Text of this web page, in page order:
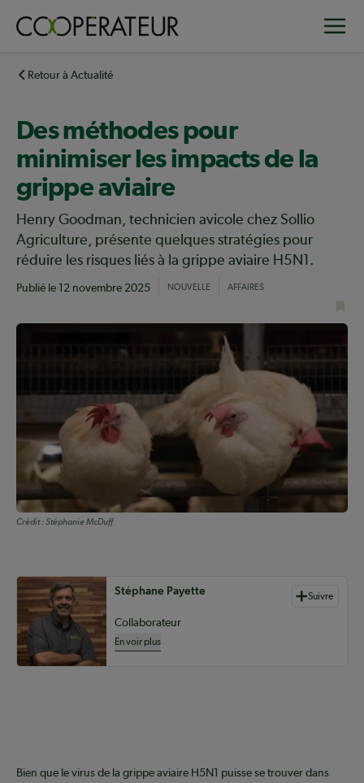
principalRetour à Actualité
Des méthodes pour
minimiser les impacts de la
grippe aviaire
Henry Goodman, technicien avicole chez Sollio
Agriculture, présente quelques stratégies pour
réduire les risques liés à la grippe aviaire H5N1.
Publié le 12 novembre 2025 NOUVELLE AFFAIRES
Crédit :Stéphanie McDuff
Auteurs de contenu
Stéphane Payette Suivre
Collaborateur
En voir plus
Bien que le virus de la grippe aviaire H5N1 puisse se trouver dans